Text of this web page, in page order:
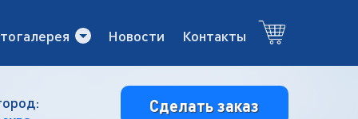
Новости Контакты
Сделать заказ